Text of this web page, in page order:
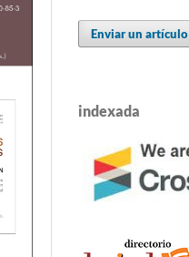
Enviar un artículo
indexada